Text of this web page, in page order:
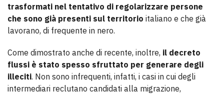
trasformati nel tentativo di regolarizzare persone
che sono già presenti sul territorio italiano e che già
lavorano, di frequente in nero.
Come dimostrato anche di recente, inoltre, il decreto
flussi è stato spesso sfruttato per generare degli
illeciti. Non sono infrequenti, infatti, i casi in cui degli
intermediari reclutano candidati alla migrazione,